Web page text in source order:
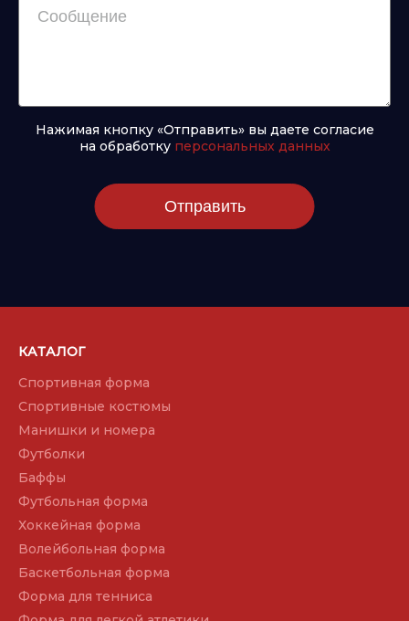
Нажимая кнопку «Отправить» вы даете согласие
на обработку персональных данных
Отправить
КАТАЛОГ
Спортивная форма
Спортивные костюмы
Манишки и номера
Футболки
Баффы
Футбольная форма
Хоккейная форма
Волейбольная форма
Баскетбольная форма
Форма для тенниса